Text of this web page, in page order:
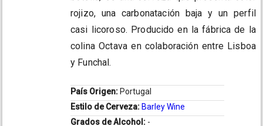
rojizo, una carbonatación baja y un perfil
casi licoroso. Producido en la fábrica de la
colina Octava en colaboración entre Lisboa
y Funchal.
País Origen: Portugal
Estilo de Cerveza: Barley Wine
Grados de Alcohol: -